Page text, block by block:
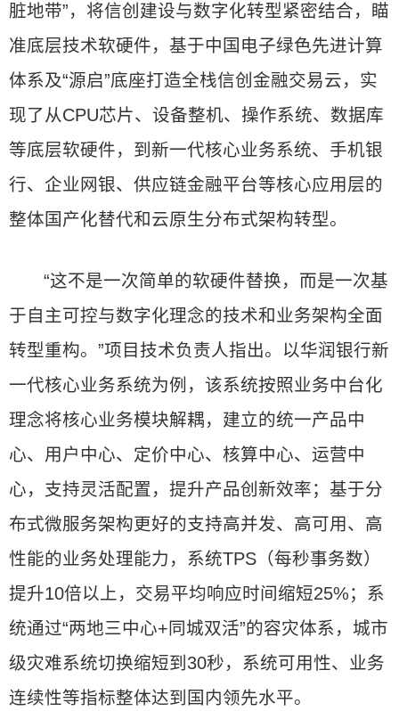
脏地带”，将信创建设与数字化转型紧密结合，瞄
准底层技术软硬件，基于中国电子绿色先进计算
体系及“源启”底座打造全栈信创金融交易云，实
现了从CPU芯片、设备整机、操作系统、数据库
等底层软硬件，到新一代核心业务系统、手机银
行、企业网银、供应链金融平台等核心应用层的
整体国产化替代和云原生分布式架构转型。
“这不是一次简单的软硬件替换，而是一次基
于自主可控与数字化理念的技术和业务架构全面
转型重构。”项目技术负责人指出。以华润银行新
一代核心业务系统为例，该系统按照业务中台化
理念将核心业务模块解耦，建立的统一产品中
心、用户中心、定价中心、核算中心、运营中
心，支持灵活配置，提升产品创新效率；基于分
布式微服务架构更好的支持高并发、高可用、高
性能的业务处理能力，系统TPS（每秒事务数）
提升10倍以上，交易平均响应时间缩短25%；系
统通过“两地三中心+同城双活”的容灾体系，城市
级灾难系统切换缩短到30秒，系统可用性、业务
连续性等指标整体达到国内领先水平。